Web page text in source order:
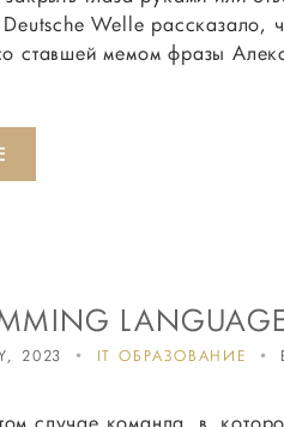
Welle рассказало,
ставшей мемом фразы
2023 IT ОБРАЗОВАНИЕ
случае команда, в